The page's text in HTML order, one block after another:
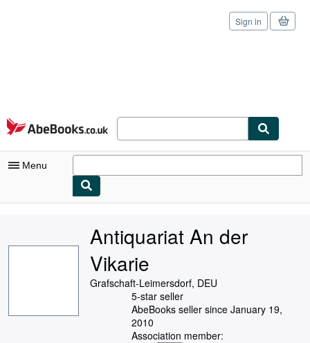
Skip to main content
AbeBooks.co.uk
Sign in
Menu
Antiquariat An der
Vikarie
Grafschaft-Leimersdorf, DEU
5-star seller
AbeBooks seller since January 19,
2010
Association member: